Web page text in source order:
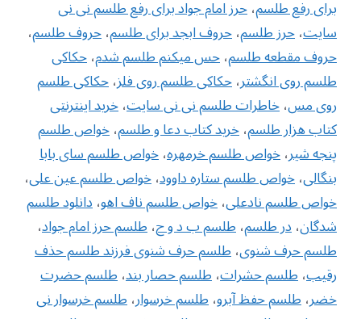
برای رفع طلسم،حرز امام جواد برای رفع طلسم نی نی
سایت،حرز طلسم،حروف ابجد برای طلسم،حروف طلسم،
حروف مقطعه طلسم،حس میکنم طلسم شدم،حکاکی
طلسم روی انگشتر،حکاکی طلسم روی فلز،حکاکی طلسم
روی مس،خاطرات طلسم نی نی سایت،خرید اینترنتی
کتاب هزار طلسم،خرید کتاب دعا و طلسم،خواص طلسم
پنجه شیر،خواص طلسم خرمهره،خواص طلسم سای بابا
بنگالی،‌خواص طلسم ستاره داوود،خواص طلسم عین علی،
خواص طلسم نادعلی،خواص طلسم ناف اهو،دانلود طلسم
شدگان،در طلسم،طلسم ب د و ح،طلسم حرز امام جواد،
طلسم حرف شنوی،طلسم حرف شنوی فرزند طلسم حذف
رقیب،طلسم حشرات،طلسم حصار بند،طلسم حضرت
خضر،طلسم حفظ آبرو،طلسم خرسوار،طلسم خرسوار نی